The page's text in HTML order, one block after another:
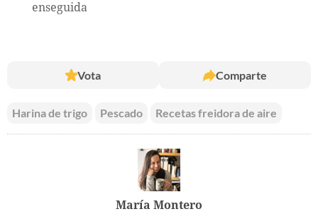
enseguida
Vota Comparte
Harina de trigo Pescado Recetas freidora de aire
María Montero